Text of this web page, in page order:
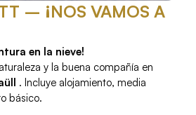
– ¡NOS VAMOS A
en la nieve!
y la buena compañía en
. Incluye alojamiento, media
básico.